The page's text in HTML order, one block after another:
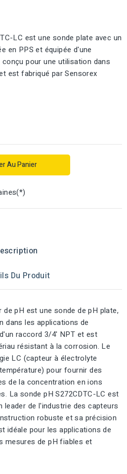
LC est une sonde plate avec un
en PPS et équipée d'une
pour une utilisation dans
est fabriqué par Sensorex
Au Panier
Du Produit
de pH est une sonde de pH plate,
dans les applications de
raccord 3/4' NPT et est
résistant à la corrosion. Le
LC (capteur à électrolyte
pour fournir des
de la concentration en ions
La sonde pH S272CDTC-LC est
leader de l'industrie des capteurs
robuste et sa précision
idéale pour les applications de
mesures de pH fiables et